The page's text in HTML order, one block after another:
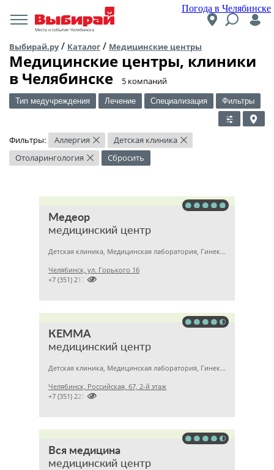
Погода в Челябинске
Места и события Челябинска
Выбирай.ру/ Каталог / Медицинские центры
Медицинские центры, клиники
в Челябинске
​5 компаний
Тип медучреждения Лечение Специализация Фильтры
Фильтры: Аллергия × Детская клиника ×
Отоларингология × Сбросить
Медеор
медицинский центр
Детская клиника, Медицинская лаборатория, Гинекология
Челябинск, ул. Горького 16

+7 (351) 2172376
КЕММА
медицинский центр
Детская клиника, Медицинская лаборатория, Гинекология
Челябинск, Российская, 67, 2-й этаж

+7 (351) 2256145
Вся медицина
медицинский центр